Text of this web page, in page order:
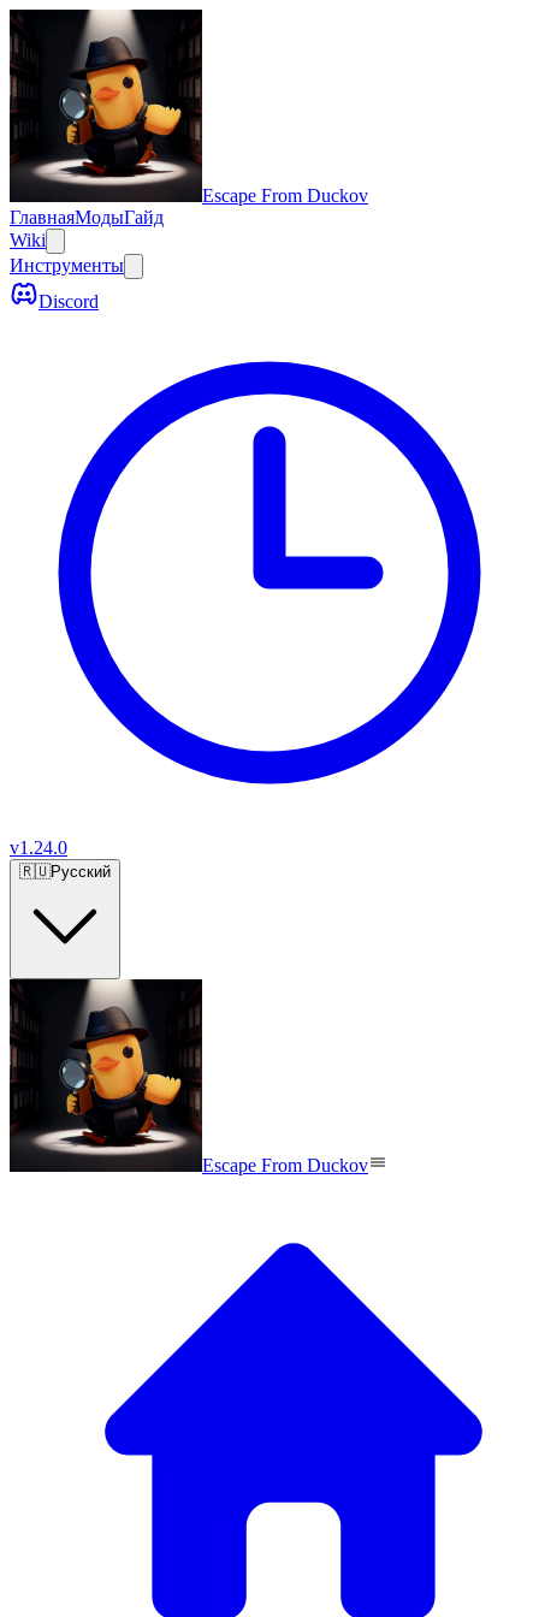
Escape From Duckov
ГлавнаяМодыГайд
Wiki
Инструменты
Discord
v1.24.0
🇷🇺Русский
Escape From Duckov